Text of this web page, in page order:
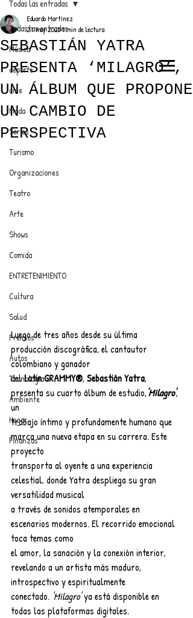
ANUNCIATE CON NOSOTROS
PARA MÁS INFORMACIÓN:
dinamicaseltrendytop@gmail.com
EL TRENDY TOP
CON EDDY MARTINEZ
Todas las entradas
Música
deporte
cine
Moda
Series
Turismo
Organizaciones
Teatro
Arte
Shows
Comida
ENTRETENIMIENTO
Cultura
Salud
Premios
Autos
Tecnología
Ambiente
Hogar
Finanzas
Todas las entradas
SEBASTIÁN YATRA
PRESENTA ‘MILAGRO’,
UN ÁLBUM QUE PROPONE
UN CAMBIO DE
PERSPECTIVA
Eduardo Martínez
27 may 20251 min de lectura
Luego de tres años desde su última
producción discográfica, el cantautor
colombiano y ganador
del Latin GRAMMY®, Sebastián Yatra,
presenta su cuarto álbum de estudio,'Milagro',
un
trabajo íntimo y profundamente humano que
marca una nueva etapa en su carrera. Este
proyecto
transporta al oyente a una experiencia
celestial, donde Yatra despliega su gran
versatilidad musical
a través de sonidos atemporales en
escenarios modernos. El recorrido emocional
toca temas como
el amor, la sanación y la conexión interior,
revelando a un artista más maduro,
introspectivo y espiritualmente
conectado. 'Milagro' ya está disponible en
todas las plataformas digitales.